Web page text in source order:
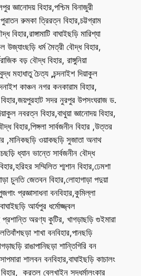
জ্ঞানোদয় বিহার,পশ্চিম বিনাজুরী
রুমকা ত্রিরত্ন বিহার,চট্টগ্রাম
বিহার,রাঙ্গামাটি বাঘাইছড়ি মারিশ্যা
ধর্ম মৈত্রী বৌদ্ধ বিহার,
বড় বৌদ্ধ বিহার, রাঙ্গুনিয়া
মহাধাতু চৈত্য ,চন্দনাইশ দিয়াকুল
কাঞ্চন নগর কনকারাম বিহার,
সদর নুরপুর উপসংঘরাজ ড.
নবরত্ন বিহার,বাথুয়া জ্ঞানোদয় বিহার,
বিহার,পিঙ্গলা সার্বজনীন বিহার ,উত্তর
,মানিকছড়ি ওয়াকছড়ি সুজাতা অনাথ
ধ্যান ভান্তে সার্বজনীন বৌদ্ধ
সম্মিলিত শ্মশান বিহার,ঢেমশা
চুনতি জেতবন বিহার,লোহাগাড়া পদুয়া
প্রজ্ঞাসাধনা বনবিহার,কুমিল্লা
আর্যপুর ধর্মোজ্জ্বল
প্রশান্তি অরণ্য কুটির, খাগড়াছড়ি গুইমারা
শাখা বনবিহার,পানছড়ি
রাঙাপানিছড়া শান্তিগিরি বন
শালবন বনবিহার,বাঘাইছড়ি কাচালং
করতল বেলখাইন সদ্ধর্মালংকার